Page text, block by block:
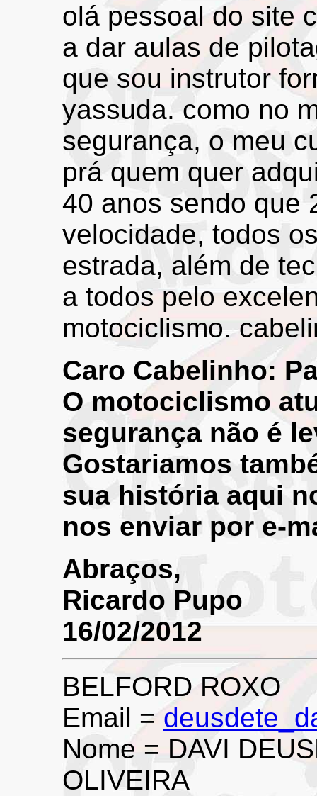
olá pessoal do site
a dar aulas de
que sou instrutor
yassuda. como no
segurança, o meu
prá quem quer
40 anos sendo que
velocidade, todos
estrada, além de
a todos pelo
motociclismo.
Caro Cabelinho:
O motociclismo
segurança não é
Gostariamos
sua história aqui
nos enviar por e-
Abraços,
Ricardo Pupo
16/02/2012
BELFORD ROXO
Email =
Nome = DAVI
OLIVEIRA